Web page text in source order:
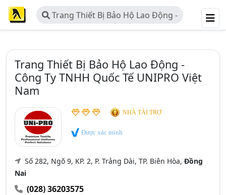
Trang Thiết Bị Bảo Hộ Lao Động -
Công Ty TNHH Quốc Tế UNIPRO
Trang Thiết Bị Bảo Hộ Lao Động -
Công Ty TNHH Quốc Tế UNIPRO Việt
Nam
NHÀ TÀI TRỢ
Được xác minh
Số 282, Ngõ 9, KP. 2, P. Trảng Dài, TP. Biên Hòa, Đồng
Nai
(028) 36203575